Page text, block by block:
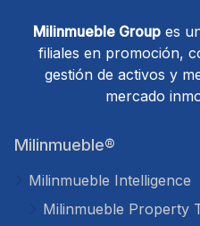
Milinmueble Groupes
filiales en promoción,
gestión de activos y
mercado
Milinmueble®
Milinmueble Intelligence
Milinmueble Property